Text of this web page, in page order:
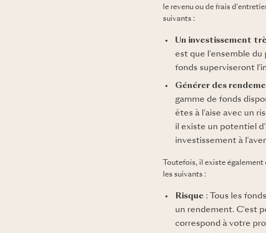
le revenu ou de frais
suivants :
Un investissement
est que l'ensemble du
fonds superviseront
Générer des
gamme de fonds
êtes à l'aise avec un
il existe un potentiel
investissement à
Toutefois, il existe
les suivants :
Risque : Tous les
un rendement. C'est
correspond à votre